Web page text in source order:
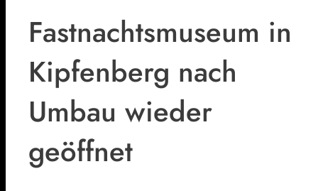
Fastnachtsmuseum in
Kipfenberg nach
Umbau wieder
geöffnet